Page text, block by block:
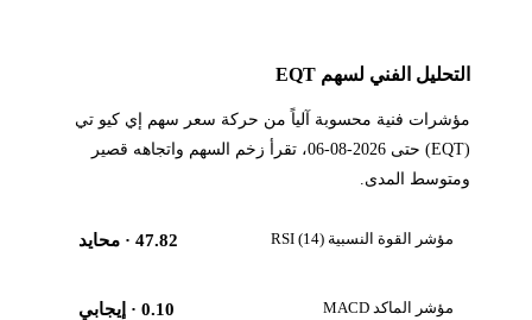
التحليل الفني لسهم EQT
مؤشرات فنية محسوبة آلياً من حركة سعر سهم إي كيو تي
(EQT) حتى 2026-08-06، تقرأ زخم السهم واتجاهه قصير
ومتوسط المدى.
مؤشر القوة النسبية RSI (14) 47.82· محايد
مؤشر الماكد MACD 0.10· إيجابي